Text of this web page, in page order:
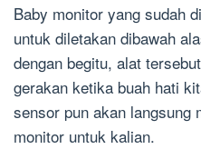
Baby monitor yang sudah
untuk diletakan dibawah
dengan begitu, alat
gerakan ketika buah hati
sensor pun akan langsung
monitor untuk kalian.